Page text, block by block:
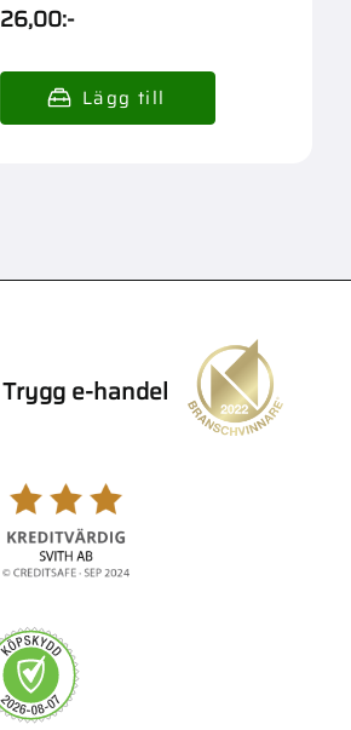
26,00:-
Trygg e-handel